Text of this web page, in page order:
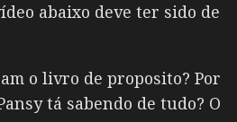
abaixo deve ter sido de
o livro de proposito? Por
tá sabendo de tudo? O